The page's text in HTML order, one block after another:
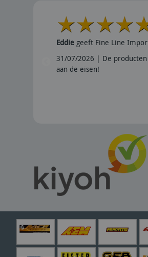
Eddiegeeft Fine Line
31/07/2026 | De
aan de eisen!